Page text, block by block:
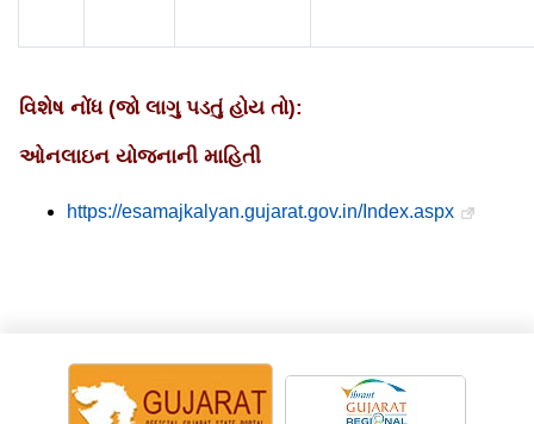
વિશેષ નોંધ (જો લાગુ પડતું હોય તો):
ઓનલાઇન યોજનાની માહિતી
https://esamajkalyan.gujarat.gov.in/Index.aspx